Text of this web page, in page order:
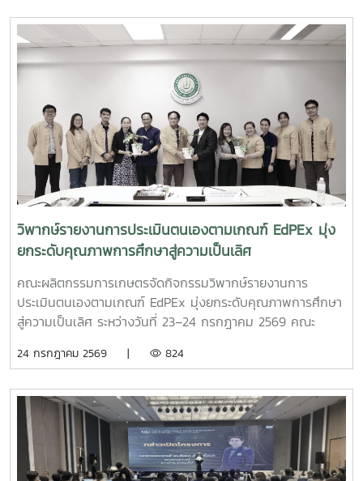
ศุกร์ ที่ 24 กรกฎาคม พ.ศ. 2569 ณ ศูนย์พัฒนาเห็ดหลินจือและ
เห็ดสมุนไพรอินทรีย์ คณะผลิตกรรมการเกษตร มหาวิทยาลัยแม่
โจ้
วิพากษ์รายงานการประเมินตนเองตามเกณฑ์ EdPEx มุ่ง
ยกระดับคุณภาพการศึกษาสู่ความเป็นเลิศ
คณะผลิตกรรมการเกษตรจัดกิจกรรมวิพากษ์รายงานการ
ประเมินตนเองตามเกณฑ์ EdPEx มุ่งยกระดับคุณภาพการศึกษา
สู่ความเป็นเลิศ ระหว่างวันที่ 23–24 กรกฎาคม 2569 คณะ
รายงานการประเมินตนเอง (Self Assessment Report : SAR)
(EdPEx) ประจำปีการศึกษา 2568 ณ ห้องประชุมเอื้องเสือแผ้ว
น้อย 2 ชั้น 2 อาคารเฉลิมพระเกียรติสมเด็จพระศรีนครินทร์ เพื่อ
เตรียมความพร้อมและพัฒนาคุณภาพรายงานการประเมินตนเอง
ให้มีความสมบูรณ์ สอดคล้องกับเกณฑ์ EdPEx ก่อนเข้าสู่
24 กรกฎาคม 2569 | 824